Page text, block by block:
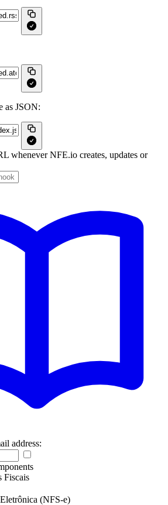
as JSON:
whenever NFE.io creates, updates or
address:
Fiscais
(NFS-e)